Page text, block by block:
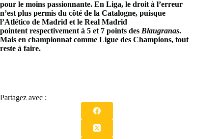
pour le moins passionnante. En Liga, le droit à l’erreur
n’est plus permis du côté de la Catalogne, puisque
l’Atlético de Madrid et le Real Madrid
pointent respectivement à 5 et 7 points des Blaugranas.
Mais en championnat comme Ligue des Champions, tout
reste à faire.
Partagez avec :